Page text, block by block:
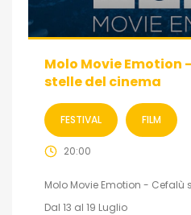
Molo Movie Emotion
stelle del cinema
FESTIVAL FILM
20:00
Molo Movie Emotion - Cefalù
Dal 13 al 19 Luglio